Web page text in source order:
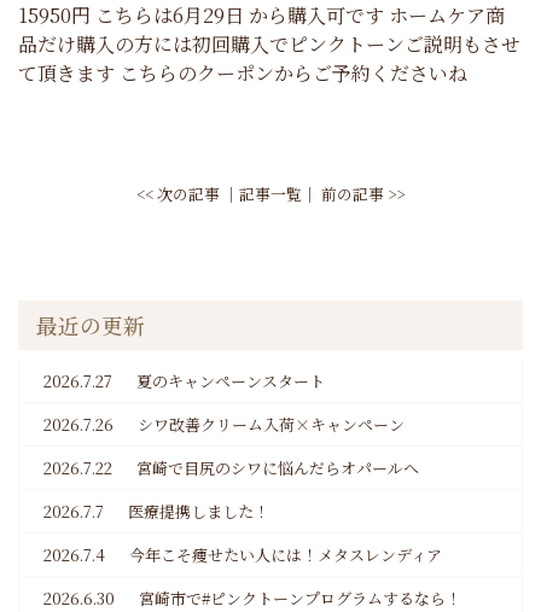
15950円 こちらは6月29日 から購入可です ホームケア商
品だけ購入の方には初回購入でピンクトーンご説明もさせ
て頂きます こちらのクーポンからご予約くださいね
<< 次の記事 │ 記事一覧 │ 前の記事 >>
最近の更新
2026.7.27
夏のキャンペーンスタート
2026.7.26
シワ改善クリーム入荷×キャンペーン
2026.7.22
宮崎で目尻のシワに悩んだらオパールへ
2026.7.7
医療提携しました！
2026.7.4
今年こそ痩せたい人には！メタスレンディア
2026.6.30
宮崎市で#ピンクトーンプログラムするなら！